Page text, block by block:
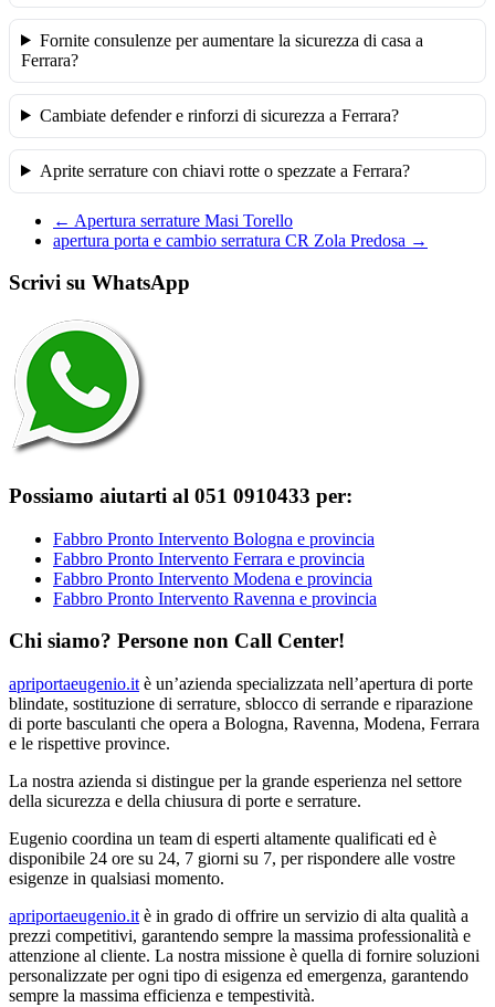
Fornite consulenze per aumentare la sicurezza di casa a
Ferrara?
Cambiate defender e rinforzi di sicurezza a Ferrara?
Aprite serrature con chiavi rotte o spezzate a Ferrara?
← Apertura serrature Masi Torello
apertura porta e cambio serratura CR Zola Predosa →
Scrivi su WhatsApp
Possiamo aiutarti al 051 0910433 per:
Fabbro Pronto Intervento Bologna e provincia
Fabbro Pronto Intervento Ferrara e provincia
Fabbro Pronto Intervento Modena e provincia
Fabbro Pronto Intervento Ravenna e provincia
Chi siamo? Persone non Call Center!
apriportaeugenio.it è un’azienda specializzata nell’apertura di porte
blindate, sostituzione di serrature, sblocco di serrande e riparazione
di porte basculanti che opera a Bologna, Ravenna, Modena, Ferrara
e le rispettive province.
La nostra azienda si distingue per la grande esperienza nel settore
della sicurezza e della chiusura di porte e serrature.
Eugenio coordina un team di esperti altamente qualificati ed è
disponibile 24 ore su 24, 7 giorni su 7, per rispondere alle vostre
esigenze in qualsiasi momento.
apriportaeugenio.it è in grado di offrire un servizio di alta qualità a
prezzi competitivi, garantendo sempre la massima professionalità e
attenzione al cliente. La nostra missione è quella di fornire soluzioni
personalizzate per ogni tipo di esigenza ed emergenza, garantendo
sempre la massima efficienza e tempestività.